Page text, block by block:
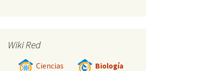
Wiki Red
Ciencias Biología